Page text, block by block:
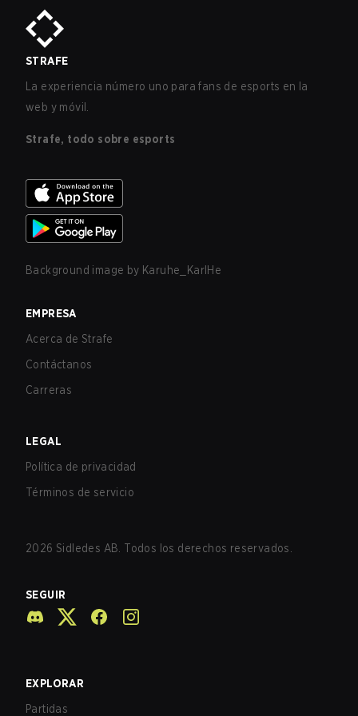
STRAFE
La experiencia número uno para fans de esports en la
web y móvil.
Strafe, todo sobre esports
Background image by Karuhe_KarlHe
EMPRESA
Acerca de Strafe
Contáctanos
Carreras
LEGAL
Política de privacidad
Términos de servicio
2026 Sidledes AB. Todos los derechos reservados.
SEGUIR
EXPLORAR
Partidas